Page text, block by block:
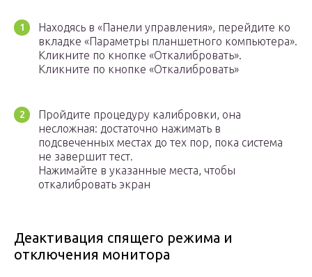
Находясь в «Панели управления», перейдите ко
вкладке «Параметры планшетного компьютера».
Кликните по кнопке «Откалибровать».
Кликните по кнопке «Откалибровать»
Пройдите процедуру калибровки, она
несложная: достаточно нажимать в
подсвеченных местах до тех пор, пока система
не завершит тест.
Нажимайте в указанные места, чтобы
откалибровать экран
Деактивация спящего режима и
отключения монитора